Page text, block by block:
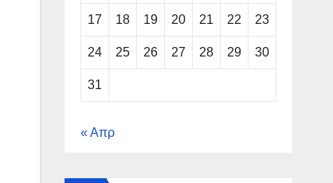
17 18 19 20 21 22 23
24 25 26 27 28 29 30
31
« Απρ